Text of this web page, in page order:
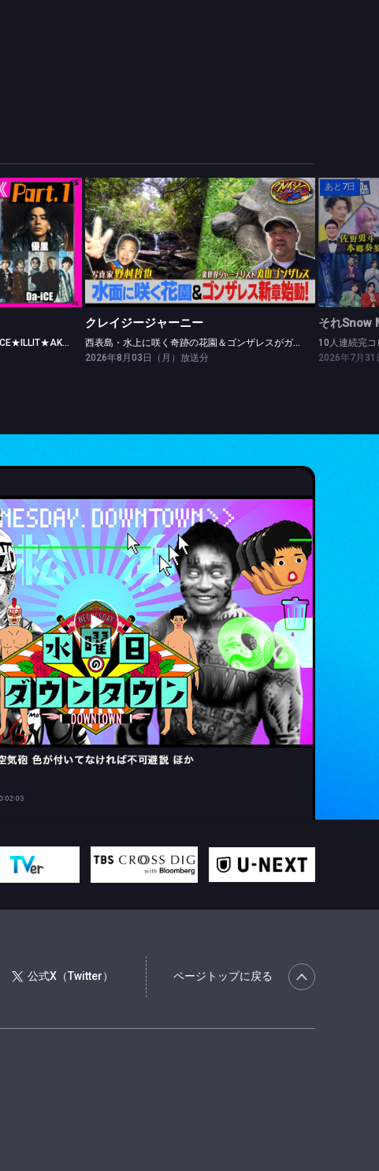
【Part.1】＝LOVE★EBiDAN★Da-iCE★ILLIT★AKB48
【Part.1】＝LOVE★EBiDAN★Da-iCE★ILLIT★AKB48
クレイジージャーニー
西表島・水上に咲く奇跡の花園＆ゴンザレスがガラパゴスへ！幻の花園＆楽園の裏！世界遺産ゴールデンSP
クレイジージャーニー
西表島・水上に咲く奇跡の花園＆ゴンザレスがガラパゴスへ！幻の花園＆楽園の裏！世界遺産ゴールデンSP
2026年8月03日（月）放送分
あと7日
それSnow
2026年7月31
公式X（Twitter） ページトップに戻る